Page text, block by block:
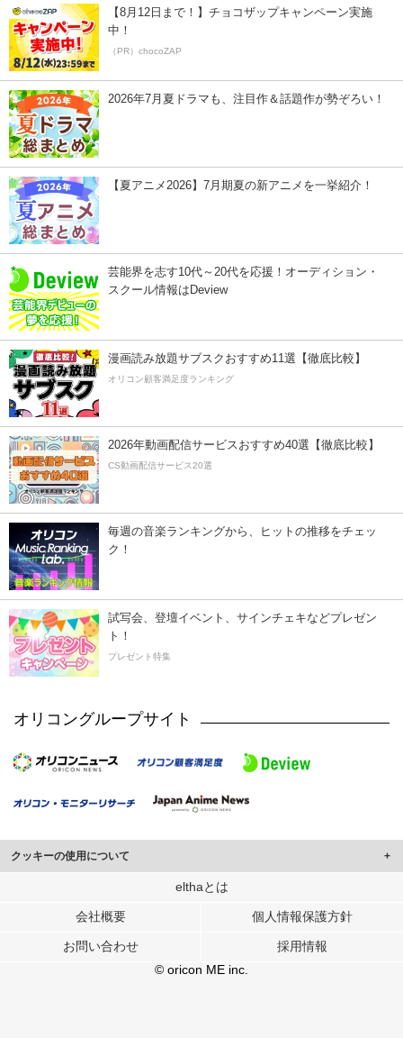
【8月12日まで！】チョコザップキャンペーン実施
中！
（PR）chocoZAP
2026年7月夏ドラマも、注目作＆話題作が勢ぞろい！
【夏アニメ2026】7月期夏の新アニメを一挙紹介！
芸能界を志す10代～20代を応援！オーディション・
スクール情報はDeview
漫画読み放題サブスクおすすめ11選【徹底比較】
オリコン顧客満足度ランキング
2026年動画配信サービスおすすめ40選【徹底比較】
CS動画配信サービス20選
毎週の音楽ランキングから、ヒットの推移をチェッ
ク！
試写会、登壇イベント、サインチェキなどプレゼン
ト！
プレゼント特集
オリコングループサイト
クッキーの使用について
このサイトでは Cookie を使用して、ユーザーに合わせたコンテンツや広告の
行っています。
メディアや広告配信、データ解析の各パートナーに提供しています。
各パートナーは、この情報とユーザーが各パートナーに提供した他の情報や、
ユーザーが各パートナーのサービスを使用したときに収集した他の情報を組み
elthaとは
会社概要 個人情報保護方針
お問い合わせ
採用情報
© oricon ME inc.